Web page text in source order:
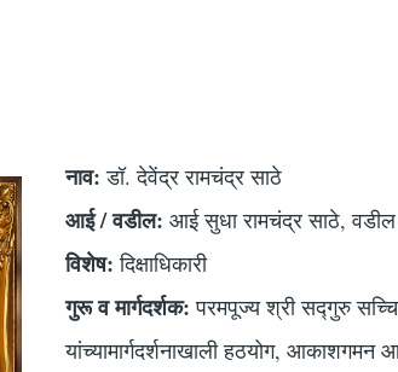
नाव:डॉ. देवेंद्र रामचंद्र साठे
आई / वडील:आई सुधा रामचंद्र साठे,
विशेष: दिक्षाधिकारी
गुरू व मार्गदर्शक: परमपूज्य श्री सद्गुरु
यांच्यामार्गदर्शनाखाली हठयोग,